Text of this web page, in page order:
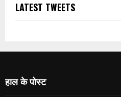
LATEST TWEETS
हाल के पोस्ट